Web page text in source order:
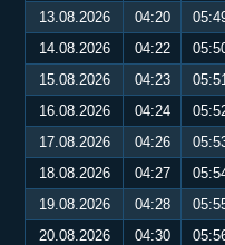
13.08.2026
04:20
14.08.2026
04:22
15.08.2026
04:23 05:51
16.08.2026
04:24
17.08.2026
04:26
18.08.2026
04:27
19.08.2026
04:28
20.08.2026
04:30